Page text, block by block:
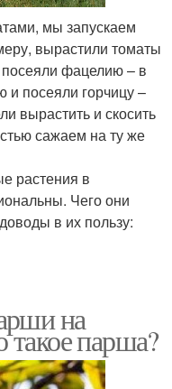
мы запускаем
вырастили томаты
фацелию – в
и посеяли горчицу –
вырастить и скосить
сажаем на ту же
растения в
Чего они
в их пользу:
на
парша?